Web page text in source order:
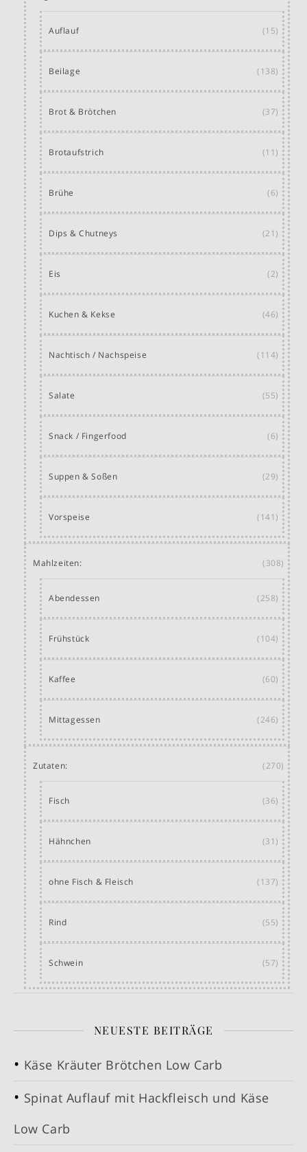
Auflauf (15)
Beilage (138)
Brot & Brötchen (37)
Brotaufstrich (11)
Brühe (6)
Dips & Chutneys (21)
Eis (2)
Kuchen & Kekse (46)
Nachtisch / Nachspeise (114)
Salate (55)
Snack / Fingerfood (6)
Suppen & Soßen (29)
Vorspeise (141)
Mahlzeiten: (308)
Abendessen (258)
Frühstück (104)
Kaffee (60)
Mittagessen (246)
Zutaten: (270)
Fisch (36)
Hähnchen (31)
ohne Fisch & Fleisch (137)
Rind (55)
Schwein (57)
NEUESTE BEITRÄGE
Käse Kräuter Brötchen Low Carb
Spinat Auflauf mit Hackfleisch und Käse
Low Carb